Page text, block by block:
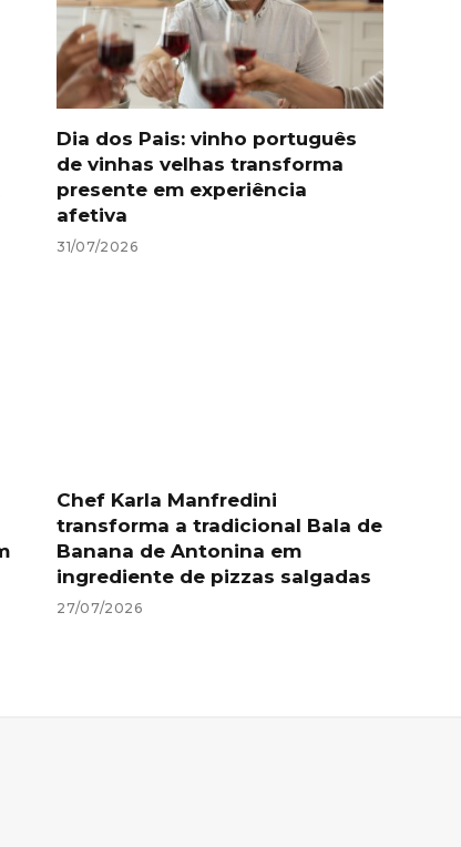
Dia dos Pais: vinho português
de vinhas velhas transforma
presente em experiência
afetiva
31/07/2026
Chef Karla Manfredini
transforma a tradicional Bala de
Banana de Antonina em
ingrediente de pizzas salgadas
27/07/2026